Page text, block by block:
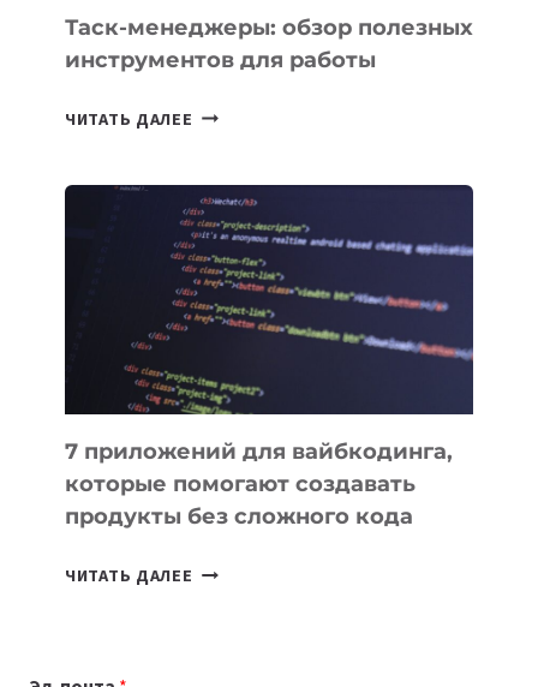
СЕГОДНЯ
Таск-менеджеры: обзор полезных
инструментов для работы
ЧИТАТЬ ДАЛЕЕ ТАСК-
ПОЛЕЗНЫХ
ИНСТРУМЕНТОВ
ДЛЯ
РАБОТЫ
7 приложений для вайбкодинга,
которые помогают создавать
продукты без сложного кода
ЧИТАТЬ ДАЛЕЕ